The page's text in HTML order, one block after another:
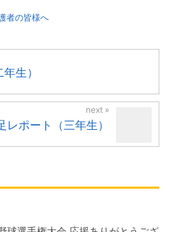
者の皆様へ
生）
レポート（三年生）